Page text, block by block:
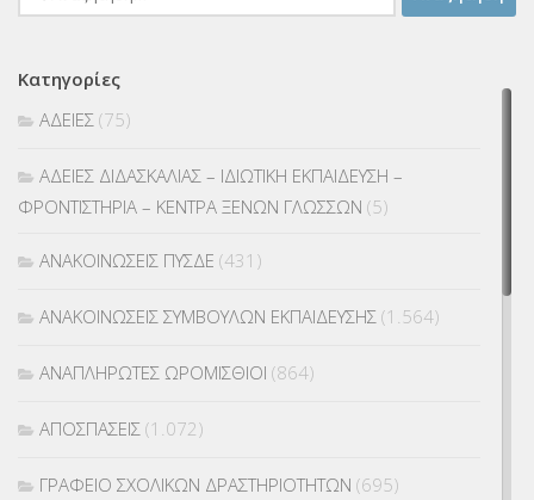
για:
Κατηγορίες
ΑΔΕΙΕΣ (75)
ΑΔΕΙΕΣ ΔΙΔΑΣΚΑΛΙΑΣ – ΙΔΙΩΤΙΚΗ ΕΚΠΑΙΔΕΥΣΗ –
ΦΡΟΝΤΙΣΤΗΡΙΑ – ΚΕΝΤΡΑ ΞΕΝΩΝ ΓΛΩΣΣΩΝ (5)
ΑΝΑΚΟΙΝΩΣΕΙΣ ΠΥΣΔΕ (431)
ΑΝΑΚΟΙΝΩΣΕΙΣ ΣΥΜΒΟΥΛΩΝ ΕΚΠΑΙΔΕΥΣΗΣ (1.564)
ΑΝΑΠΛΗΡΩΤΕΣ ΩΡΟΜΙΣΘΙΟΙ (864)
ΑΠΟΣΠΑΣΕΙΣ (1.072)
ΓΡΑΦΕΙΟ ΣΧΟΛΙΚΩΝ ΔΡΑΣΤΗΡΙΟΤΗΤΩΝ (695)